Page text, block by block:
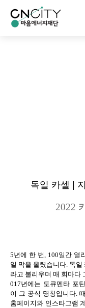
독일 카셀 |
2022
5년에 한 번 , 100일간 열
일 막을 올렸습니다 독일
라고 불리우며 매 회마다
017년에는 도큐멘타 포틴
이 그 공식 명칭입니다 .
홈페이지와 인스타그램